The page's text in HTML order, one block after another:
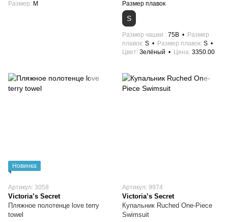
Размер M Размер плавок
S
Размер чашки 75B
Размер
плавок S Размер плавок S
Цвет Зелёный Цена 3350.00
Новинка
Артикул: 3058
Victoria’s Secret
Пляжное полотенце love terry
towel
Артикул: 9974
Victoria’s Secret
Купальник Ruched One-Piece
Swimsuit